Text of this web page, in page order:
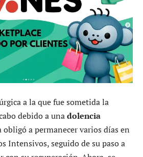
a la que fue sometida la
debido a unadolencia
obligó a permanecer varios días en
Intensivos, seguido de su paso a